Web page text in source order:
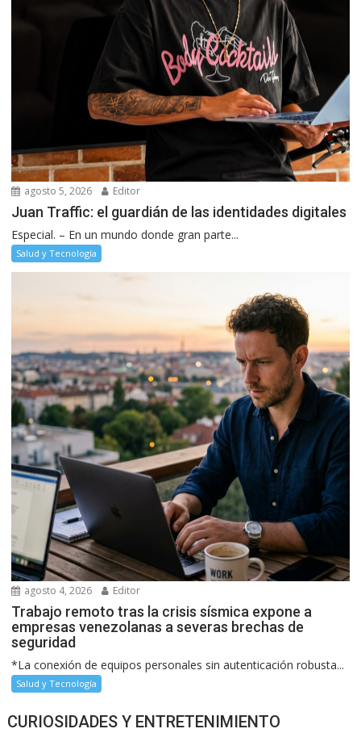
agosto 5, 2026 Editor
Juan Traffic: el guardián de las identidades digitales
Especial. – En un mundo donde gran parte...
Salud y Tecnología
agosto 4, 2026 Editor
Trabajo remoto tras la crisis sísmica expone a
empresas venezolanas a severas brechas de
seguridad
*La conexión de equipos personales sin autenticación robusta...
Salud y Tecnología
CURIOSIDADES Y ENTRETENIMIENTO